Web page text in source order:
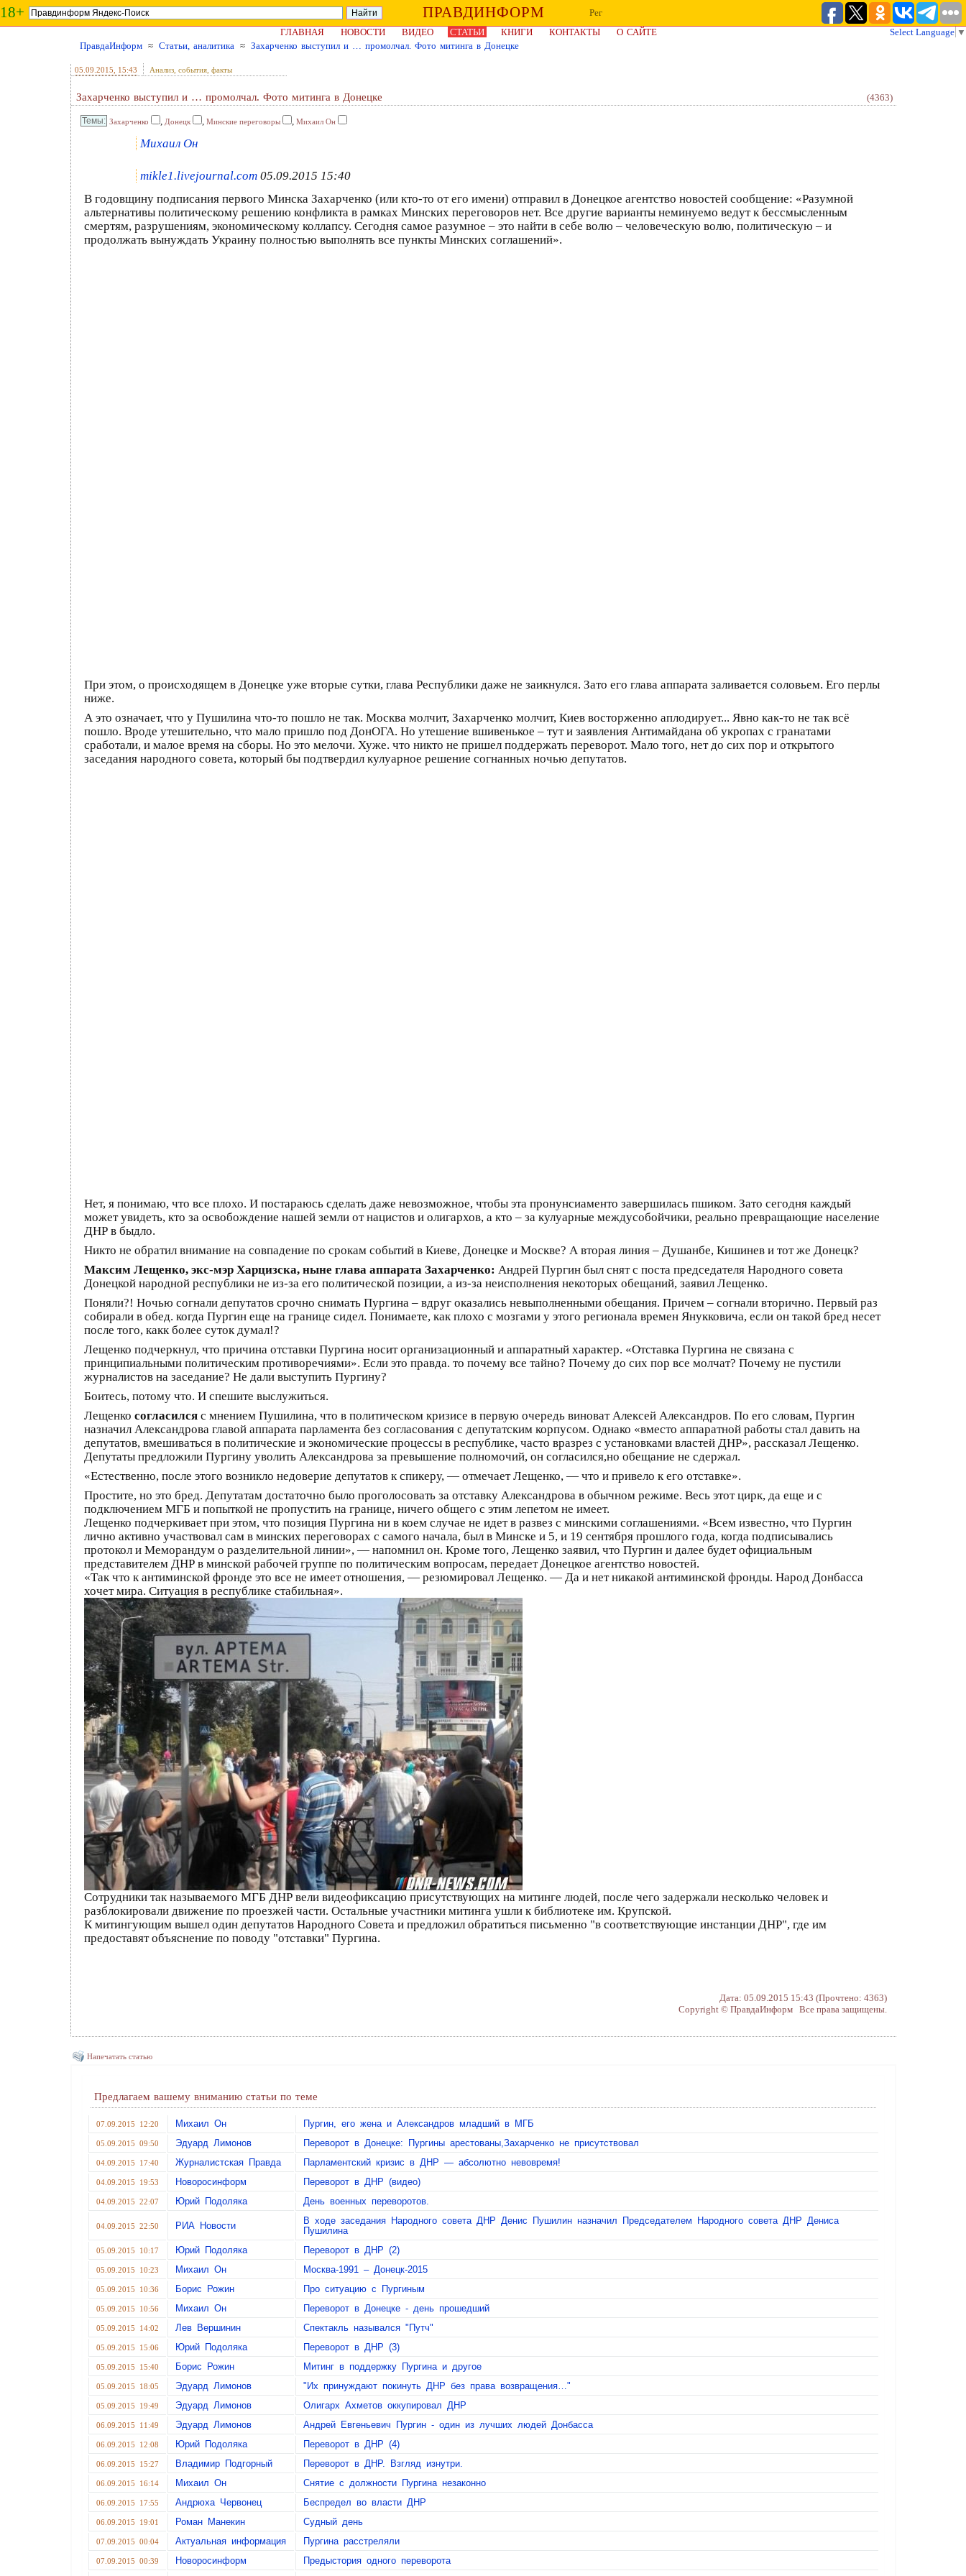
18+ ПРАВДИНФОРМ
Рег
ГЛАВНАЯ
НОВОСТИ ВИДЕО СТАТЬИ КНИГИ КОНТАКТЫ О САЙТЕ Select Language ▼
ПравдаИнформ ≈ Статьи, аналитика ≈ Захарченко выступил и … промолчал. Фото митинга в Донецке
05.09.2015 , 15:43 Анализ, события, факты
Захарченко выступил и … промолчал. Фото митинга в Донецке (4363)
Захарченко , Донецк , Минские переговоры , Михаил Он
Михаил Он
mikle1.livejournal.com 05.09.2015 15:40
В годовщину подписания первого Минска Захарченко (или кто-то от его имени) отправил в Донецкое агентство новостей сообщение: «Разумной
альтернативы политическому решению конфликта в рамках Минских переговоров нет. Все другие варианты неминуемо ведут к бессмысленным
смертям, разрушениям, экономическому коллапсу. Сегодня самое разумное – это найти в себе волю – человеческую волю, политическую – и
продолжать вынуждать Украину полностью выполнять все пункты Минских соглашений».
При этом, о происходящем в Донецке уже вторые сутки, глава Республики даже не заикнулся. Зато его глава аппарата заливается соловьем. Его перлы
ниже.
А это означает, что у Пушилина что-то пошло не так. Москва молчит, Захарченко молчит, Киев восторженно аплодирует... Явно как-то не так всё
пошло. Вроде утешительно, что мало пришло под ДонОГА. Но утешение вшивенькое – тут и заявления Антимайдана об укропах с гранатами
сработали, и малое время на сборы. Но это мелочи. Хуже. что никто не пришел поддержать переворот. Мало того, нет до сих пор и открытого
заседания народного совета, который бы подтвердил кулуарное решение согнанных ночью депутатов.
Нет, я понимаю, что все плохо. И постараюсь сделать даже невозможное, чтобы эта пронунсиаменто завершилась пшиком. Зато сегодня каждый
может увидеть, кто за освобождение нашей земли от нацистов и олигархов, а кто – за кулуарные междусобойчики, реально превращающие население
ДНР в быдло.
Никто не обратил внимание на совпадение по срокам событий в Киеве, Донецке и Москве? А вторая линия – Душанбе, Кишинев и тот же Донецк?
Максим Лещенко, экс-мэр Харцизска, ныне глава аппарата Захарченко: Андрей Пургин был снят с поста председателя Народного совета
Донецкой народной республики не из-за его политической позиции, а из-за неисполнения некоторых обещаний, заявил Лещенко.
Поняли?! Ночью согнали депутатов срочно снимать Пургина – вдруг оказались невыполненными обещания. Причем – согнали вторично. Первый раз
собирали в обед. когда Пургин еще на границе сидел. Понимаете, как плохо с мозгами у этого регионала времен Янукковича, если он такой бред несет
после того, какк более суток думал!?
Лещенко подчеркнул, что причина отставки Пургина носит организационный и аппаратный характер. «Отставка Пургина не связана с
принципиальными политическим противоречиями». Если это правда. то почему все тайно? Почему до сих пор все молчат? Почему не пустили
журналистов на заседание? Не дали выступить Пургину?
Боитесь, потому что. И спешите выслужиться.
Лещенко согласился с мнением Пушилина, что в политическом кризисе в первую очередь виноват Алексей Александров. По его словам, Пургин
назначил Александрова главой аппарата парламента без согласования с депутатским корпусом. Однако «вместо аппаратной работы стал давить на
депутатов, вмешиваться в политические и экономические процессы в республике, часто вразрез с установками властей ДНР», рассказал Лещенко.
Депутаты предложили Пургину уволить Александрова за превышение полномочий, он согласился,но обещание не сдержал.
«Естественно, после этого возникло недоверие депутатов к спикеру, — отмечает Лещенко, — что и привело к его отставке».
Простите, но это бред. Депутатам достаточно было проголосовать за отставку Александрова в обычном режиме. Весь этот цирк, да еще и с
подключением МГБ и попыткой не пропустить на границе, ничего общего с этим лепетом не имеет.
Лещенко подчеркивает при этом, что позиция Пургина ни в коем случае не идет в развез с минскими соглашениями. «Всем известно, что Пургин
лично активно участвовал сам в минских переговорах с самого начала, был в Минске и 5, и 19 сентября прошлого года, когда подписывались
протокол и Меморандум о разделительной линии», — напомнил он. Кроме того, Лещенко заявил, что Пургин и далее будет официальным
представителем ДНР в минской рабочей группе по политическим вопросам, передает Донецкое агентство новостей.
«Так что к антиминской фронде это все не имеет отношения, — резюмировал Лещенко. — Да и нет никакой антиминской фронды. Народ Донбасса
хочет мира. Ситуация в республике стабильная».
Сотрудники так называемого МГБ ДНР вели видеофиксацию присутствующих на митинге людей, после чего задержали несколько человек и
разблокировали движение по проезжей части. Остальные участники митинга ушли к библиотеке им. Крупской.
К митингующим вышел один депутатов Народного Совета и предложил обратиться письменно "в соответствующие инстанции ДНР", где им
предоставят объяснение по поводу "отставки" Пургина.
Дата: 05.09.2015 15:43 (Прочтено: 4363)
Copyright © ПравдаИнформ Все права защищены.
Напечатать статью
Предлагаем вашему вниманию статьи по теме
07.09.2015 12:20 Михаил Он Пургин, его жена и Александров младший в МГБ
05.09.2015 09:50 Эдуард Лимонов Переворот в Донецке: Пургины арестованы,Захарченко не присутствовал
04.09.2015 17:40 Журналистская Правда Парламентский кризис в ДНР — абсолютно невовремя!
04.09.2015 19:53 Новоросинформ Переворот в ДНР (видео)
04.09.2015 22:07 Юрий Подоляка День военных переворотов.
04.09.2015 22:50 РИА Новости
В ходе заседания Народного совета ДНР Денис Пушилин назначил Председателем Народного совета ДНР Дениса
Пушилина
05.09.2015 10:17 Юрий Подоляка Переворот в ДНР (2)
05.09.2015 10:23 Михаил Он Москва-1991 – Донецк-2015
05.09.2015 10:36 Борис Рожин Про ситуацию с Пургиным
05.09.2015 10:56 Михаил Он Переворот в Донецке - день прошедший
05.09.2015 14:02 Лев Вершинин Спектакль назывался "Путч"
05.09.2015 15:06 Юрий Подоляка Переворот в ДНР (3)
05.09.2015 15:40 Борис Рожин Митинг в поддержку Пургина и другое
05.09.2015 18:05 Эдуард Лимонов "Их принуждают покинуть ДНР без права возвращения…"
05.09.2015 19:49 Эдуард Лимонов Олигарх Ахметов оккупировал ДНР
06.09.2015 11:49 Эдуард Лимонов Андрей Евгеньевич Пургин - один из лучших людей Донбасса
06.09.2015 12:08 Юрий Подоляка Переворот в ДНР (4)
06.09.2015 15:27 Владимир Подгорный Переворот в ДНР. Взгляд изнутри.
06.09.2015 16:14 Михаил Он Снятие с должности Пургина незаконно
06.09.2015 17:55 Андрюха Червонец Беспредел во власти ДНР
06.09.2015 19:01 Роман Манекин Судный день
07.09.2015 00:04 Актуальная информация Пургина расстреляли
07.09.2015 00:39 Новоросинформ
Предыстория одного переворота